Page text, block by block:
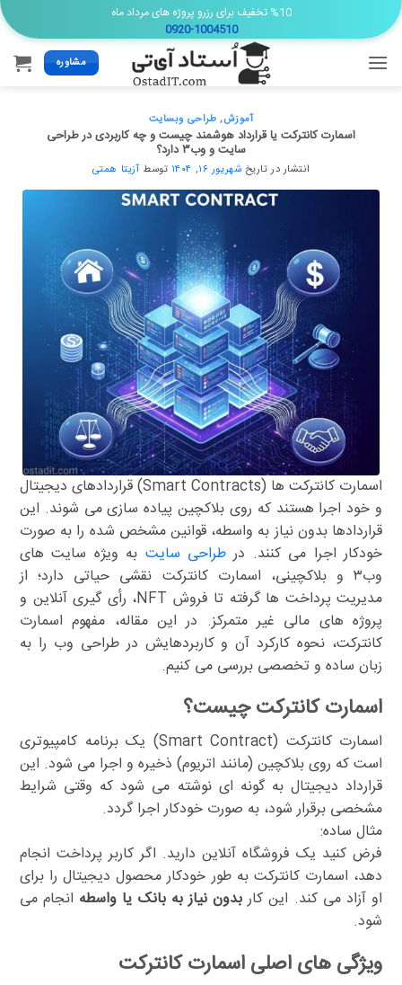
Skip
to
content
%10 تخفیف برای رزرو پروژه های مرداد ماه
0920-1004510
مشاوره
آموزش, طراحی وبسایت
اسمارت کانترکت یا قرارداد هوشمند چیست و چه کاربردی در طراحی
سایت و وب۳ دارد؟
انتشار در تاریخ شهریور ۱۶, ۱۴۰۴ توسط آزیتا همتی
اسمارت کانترکت ها (Smart Contracts) قراردادهای دیجیتال
و خود اجرا هستند که روی بلاکچین پیاده سازی می شوند. این
قراردادها بدون نیاز به واسطه، قوانین مشخص شده را به صورت
خودکار اجرا می کنند. در طراحی سایت به ویژه سایت های
وب۳ و بلاکچینی، اسمارت کانترکت نقشی حیاتی دارد؛ از
مدیریت پرداخت ها گرفته تا فروش NFT، رأی گیری آنلاین و
پروژه های مالی غیر متمرکز. در این مقاله، مفهوم اسمارت
کانترکت، نحوه کارکرد آن و کاربردهایش در طراحی وب را به
زبان ساده و تخصصی بررسی می کنیم.
اسمارت کانترکت چیست؟
اسمارت کانترکت (Smart Contract) یک برنامه کامپیوتری
است که روی بلاکچین (مانند اتریوم) ذخیره و اجرا می شود. این
قرارداد دیجیتال به گونه ای نوشته می شود که وقتی شرایط
مشخصی برقرار شود، به صورت خودکار اجرا گردد.
مثال ساده:
فرض کنید یک فروشگاه آنلاین دارید. اگر کاربر پرداخت انجام
دهد، اسمارت کانترکت به طور خودکار محصول دیجیتال را برای
او آزاد می کند. این کاربدون نیاز به بانک یا واسطه انجام می
شود.
ویژگی های اصلی اسمارت کانترکت